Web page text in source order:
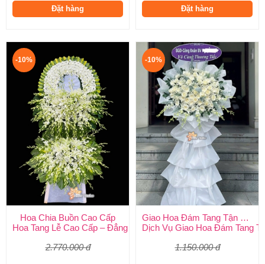
Đặt hàng
Đặt hàng
-10%
Hoa Chia Buồn Cao Cấp
Hoa Tang Lễ Cao Cấp – Đẳng Cấp Tinh Tế, Kính Viếng Trang
2.770.000 đ
-10%
Giao Hoa Đám Tang Tận Nơi Toàn Quốc
Dịch Vụ Giao Hoa Đám Tang
1.150.000 đ